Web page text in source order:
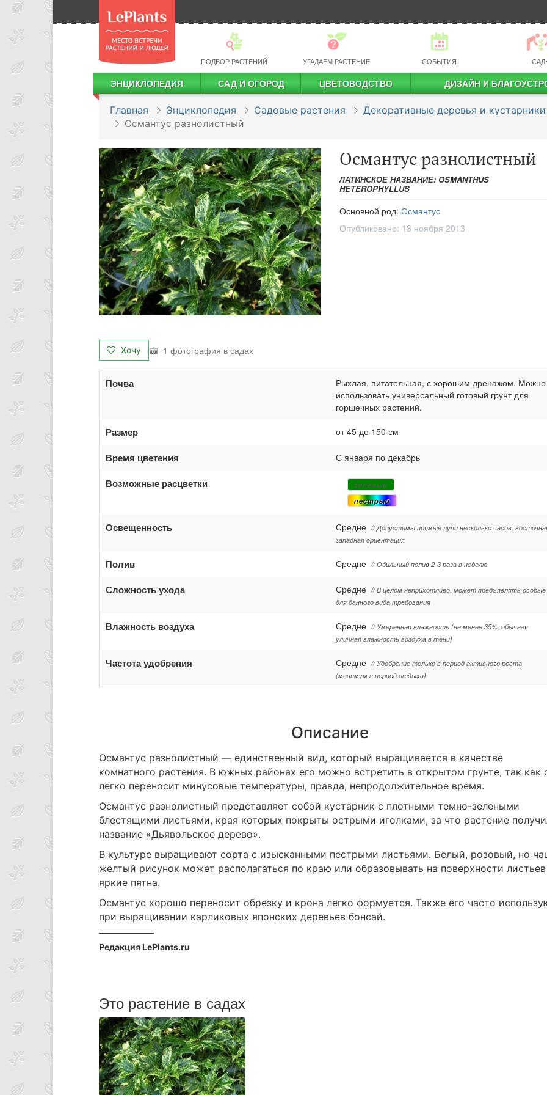
ПОДБОР РАСТЕНИЙ УГАДАЕМ РАСТЕНИЕ СОБЫТИЯ
ЭНЦИКЛОПЕДИЯ САД И ОГОРОД ЦВЕТОВОДСТВО ДИЗАЙН И
Главная Энциклопедия Садовые растения
Декоративные деревья и кустарники
Османтус разнолистный
Османтус разнолистный
ЛАТИНСКОЕ НАЗВАНИЕ: OSMANTHUS
HETEROPHYLLUS
Основной род: Османтус
Опубликовано: 18 ноября 2013
Хочу 1 фотография в садах
Почва
Рыхлая, питательная, с хорошим дренажом. Можно
использовать универсальный готовый грунт для
горшечных растений.
Размер от 45 до 150 см
Время цветения С января по декабрь
Возможные расцветки
зеленый
пестрый
Освещенность Средне // Допустимы прямые лучи несколько часов,
западная ориентация
Полив Средне // Обильный полив 2-3 раза в неделю
Сложность ухода Средне // В целом неприхотливо, может предъявлять особые
для данного вида требования
Влажность воздуха Средне // Умеренная влажность (не менее 35%, обычная
уличная влажность воздуха в тени)
Частота удобрения Средне // Удобрение только в период активного роста
(минимум в период отдыха)
Описание
Османтус разнолистный — единственный вид, который выращивается в качестве
комнатного растения. В южных районах его можно встретить в открытом грунте, так как
легко переносит минусовые температуры, правда, непродолжительное время.
Османтус разнолистный представляет собой кустарник с плотными темно-зелеными
блестящими листьями, края которых покрыты острыми иголками, за что растение
название «Дьявольское дерево».
В культуре выращивают сорта с изысканными пестрыми листьями. Белый, розовый, но
желтый рисунок может располагаться по краю или образовывать на поверхности листьев
яркие пятна.
Османтус хорошо переносит обрезку и крона легко формуется. Также его часто
при выращивании карликовых японских деревьев бонсай.
Редакция LePlants.ru
Это растение в садах